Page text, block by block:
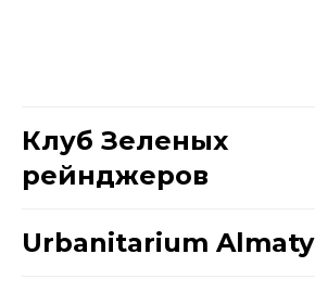
Клуб Зеленых
рейнджеров
Urbanitarium Almaty